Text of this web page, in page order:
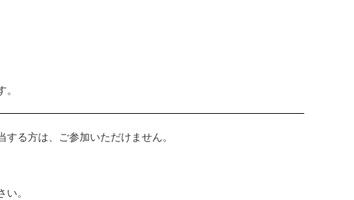
る方は、ご参加いただけません。
。